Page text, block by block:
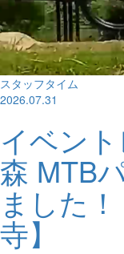
スタッフタイム
2026.07.31
イベン
森 MTB
ました
寺】